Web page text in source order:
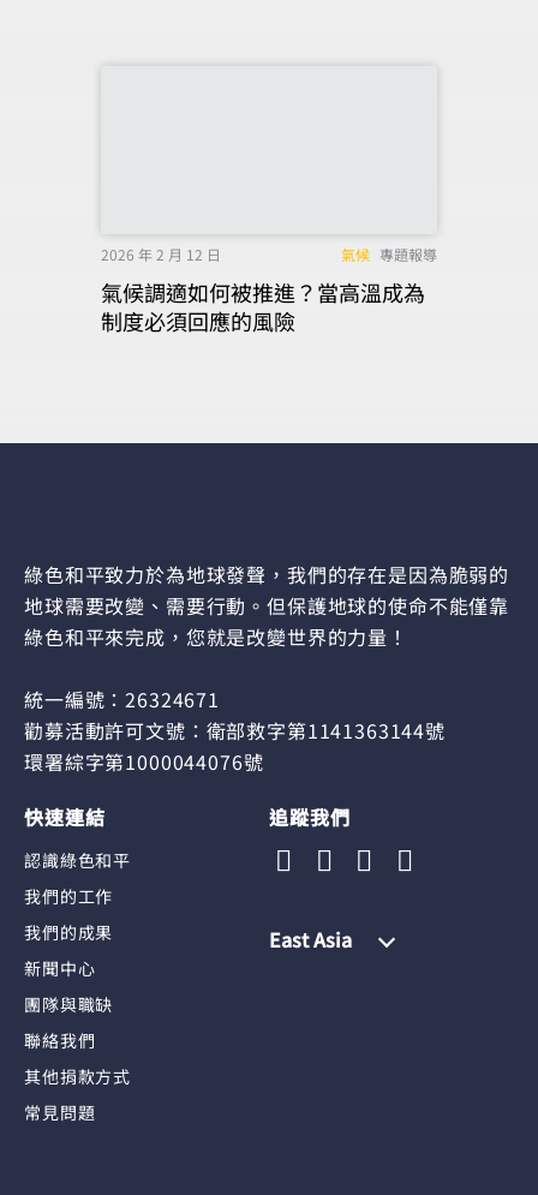
2026 年 2 月 12 日 氣候 專題報導
氣候調適如何被推進？當高溫成為
制度必須回應的風險
綠色和平致力於為地球發聲，我們的存在是因為脆弱的
地球需要改變、需要行動。但保護地球的使命不能僅靠
綠色和平來完成，您就是改變世界的力量！
統一編號：26324671
勸募活動許可文號：衛部救字第1141363144號
環署綜字第1000044076號
快速連結
認識綠色和平
我們的工作
我們的成果
新聞中心
團隊與職缺
聯絡我們
其他捐款方式
常見問題
追蹤我們
East Asia